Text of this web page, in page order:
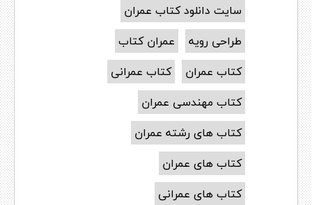
سایت دانلود کتاب عمران
طراحی رویه
عمران کتاب
کتاب عمران
کتاب عمرانی
کتاب مهندسی عمران
کتاب های رشته عمران
کتاب های عمران
کتاب های عمرانی